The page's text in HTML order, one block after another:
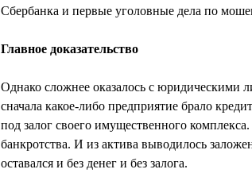
Сбербанка и первые уголовные дела по
Главное доказательство
Однако сложнее оказалось с
сначала какое-либо предприятие брало
под залог своего имущественного
банкротства. И из актива выводилось
оставался и без денег и без залога.